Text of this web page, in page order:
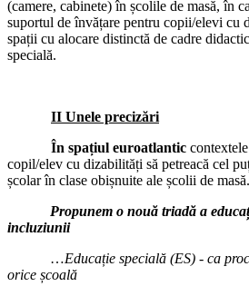
(camere, cabinete) în școlile de masă, în
suportul de învățare pentru copii/elevi cu
spații cu alocare distinctă de cadre
specială.
II Unele precizări
În spațiul euroatlantic
copil/elev cu dizabilități să petreacă cel
școlar în clase obișnuite ale școlii de masă.
Propunem o nouă triadă a
incluziunii
…Educație specială (ES) - ca
orice școală